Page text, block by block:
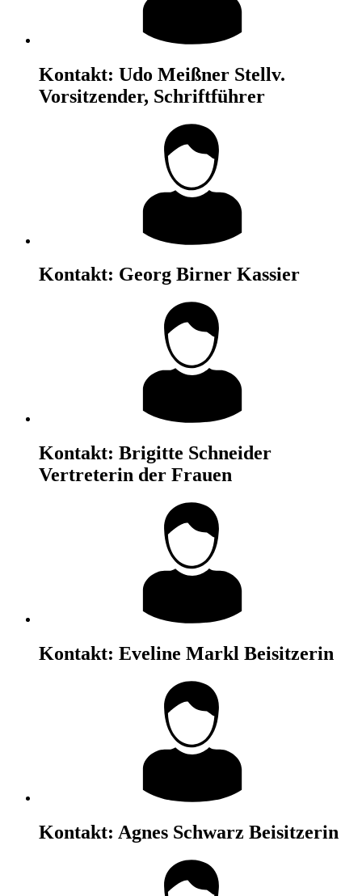
Kontakt: Udo Meißner Stellv.
Vorsitzender, Schriftführer
Kontakt: Georg Birner Kassier
Kontakt: Brigitte Schneider
Vertreterin der Frauen
Kontakt: Eveline Markl Beisitzerin
Kontakt: Agnes Schwarz Beisitzerin